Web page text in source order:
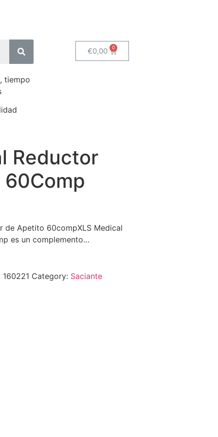
tiempo
€0,00
Reductor
de Apetito 60compXLS Medical
es un complemento…
160221 Category: Saciante